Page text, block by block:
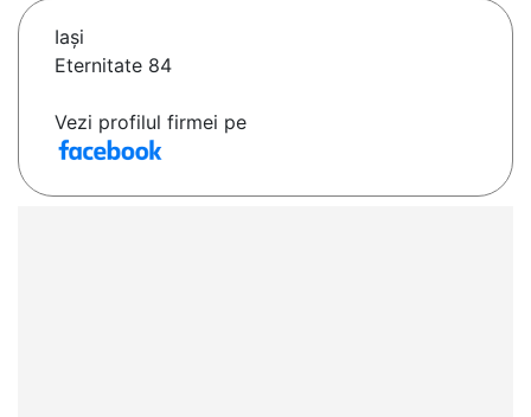
Iaşi
Eternitate 84
Vezi profilul firmei pe